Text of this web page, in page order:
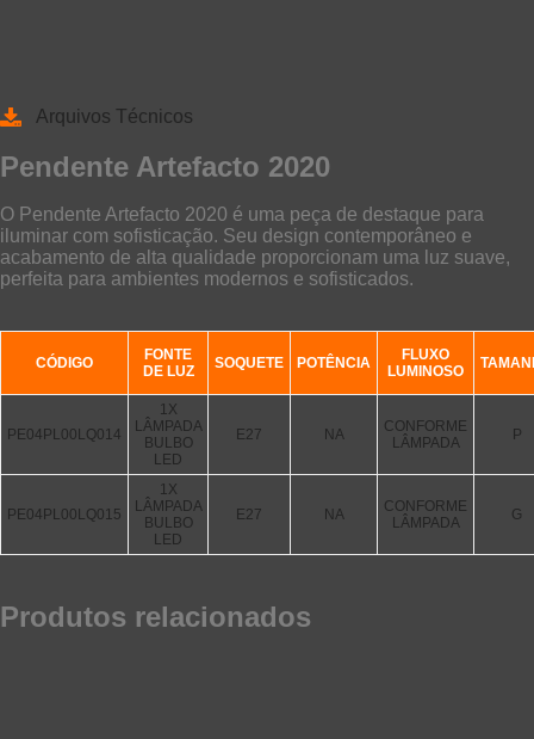
Arquivos Técnicos
Pendente Artefacto 2020
O Pendente Artefacto 2020 é uma peça de destaque para
iluminar com sofisticação. Seu design contemporâneo e
acabamento de alta qualidade proporcionam uma luz suave,
perfeita para ambientes modernos e sofisticados.
CÓDIGO
FONTE
DE LUZ
SOQUETE POTÊNCIA
FLUXO
LUMINOSO
PE04PL00LQ014
1X
LÂMPADA
BULBO
LED
E27 NA
CONFORME
LÂMPADA
P
PE04PL00LQ015
1X
LÂMPADA
BULBO
LED
E27 NA
CONFORME
LÂMPADA
G
Produtos relacionados